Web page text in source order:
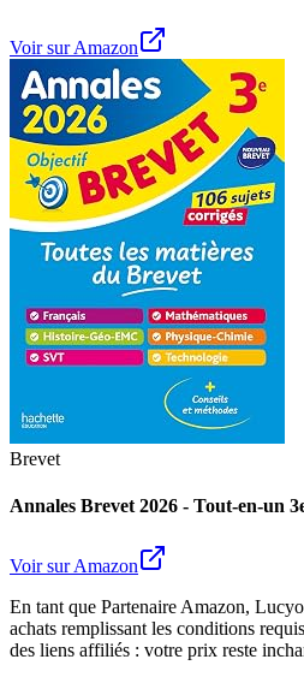
Voir sur Amazon
Brevet
Annales Brevet 2026 - Tout-en-un
Voir sur Amazon
En tant que Partenaire Amazon,
achats remplissant les conditions
des liens affiliés : votre prix reste